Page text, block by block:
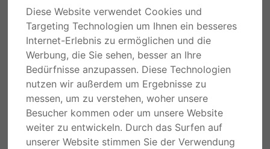
Diese Website verwendet Cookies und
Targeting Technologien um Ihnen ein besseres
Internet-Erlebnis zu ermöglichen und die
Werbung, die Sie sehen, besser an Ihre
Bedürfnisse anzupassen. Diese Technologien
nutzen wir außerdem um Ergebnisse zu
messen, um zu verstehen, woher unsere
Besucher kommen oder um unsere Website
weiter zu entwickeln. Durch das Surfen auf
unserer Website stimmen Sie der Verwendung